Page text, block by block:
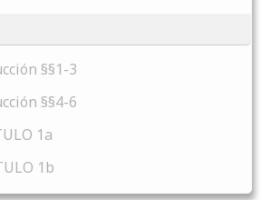
§§1-3
§§4-6
1a
1b